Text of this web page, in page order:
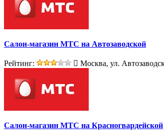
Салон-магазин МТС на Автозаводской
Рейтинг: Москва, ул.
Салон-магазин МТС на Красногвардейской